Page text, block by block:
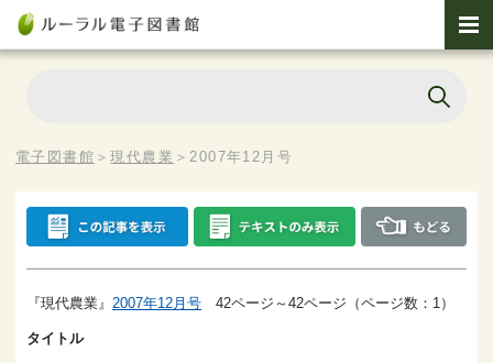
電子図書館 ＞現代農業 ＞2007年12月号
『現代農業』 2007年12月号 42ページ～42ページ（ページ数：1）
タイトル